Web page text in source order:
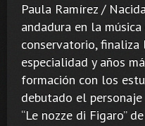
Paula Ramírez /
andadura en la
conservatorio, finaliza
especialidad y años
formación con los
debutado el
“Le nozze di Figaro”